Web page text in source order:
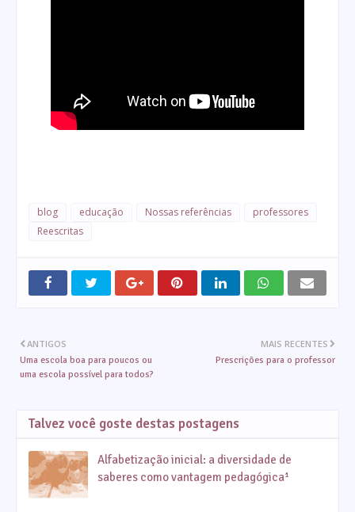
blog educação Nossas referências
professores
Reescritas
MAIS RECENTES
Prescrições para o professor
ANTIGOS
Uma escola boa para poucos ou
uma escola possível para todos?
Talvez você goste destas postagens
Alfabetização inicial: a diversidade de
saberes como vantagem pedagógica¹